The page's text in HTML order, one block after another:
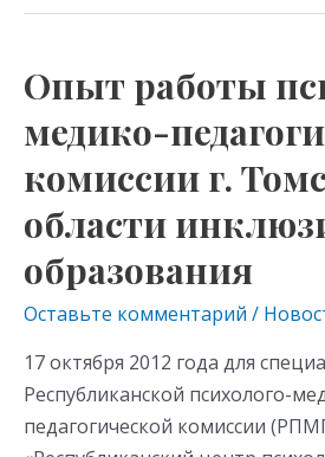
n
kl
as
s
ni
ki
e
gr
a
m
er at
A
p
p
Опыт работы
медико-
комиссии г.
области
образования
Оставьте комментарий /
17 октября 2012 года для
Республиканской психолого-
педагогической комиссии
Опыт
работы
психолого-
медико-
комиссии
г.
области
инклюзивного
образования